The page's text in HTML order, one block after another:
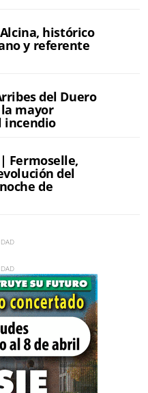
histórico
y referente
del Duero
mayor
incendio
| Fermoselle,
del
de